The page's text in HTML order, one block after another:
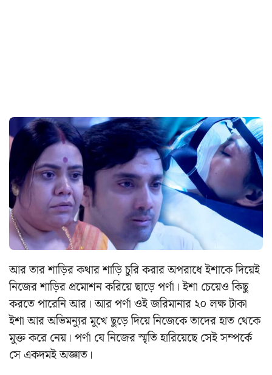
আর তার শাড়ির কথার শাড়ি চুরি করার অপরাধে ইশাকে দিয়েই
নিজের শাড়ির প্রমোশন করিয়ে ছাড়ে পর্ণা। ইশা চেয়েও কিছু
করতে পারেনি আর। আর পর্ণা ওই জরিমানার ২০ লক্ষ টাকা
ইশা আর অভিমন্যুর মুখে ছুড়ে দিয়ে নিজেকে তাদের হাত থেকে
মুক্ত করে নেয়। পর্ণা যে নিজের স্মৃতি হারিয়েছে সেই সম্পর্কে
সে একদমই অজ্ঞাত।